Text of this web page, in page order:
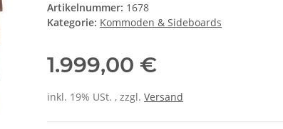
Artikelnummer: 1678
Kategorie: Kommoden & Sideboards
1.999,00 €
inkl. 19% USt. , zzgl. Versand